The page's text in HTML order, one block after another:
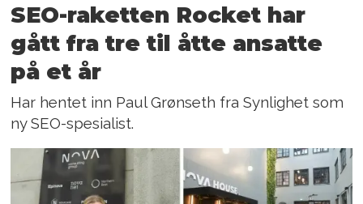
SEO-raketten Rocket har
gått fra tre til åtte ansatte
på et år
Har hentet inn Paul Grønseth fra Synlighet som
ny SEO-spesialist.